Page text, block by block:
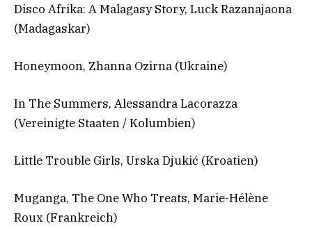
Disco Afrika: A Malagasy Story, Luck Razanajaona
(Madagaskar)
Honeymoon, Zhanna Ozirna (Ukraine)
In The Summers, Alessandra Lacorazza
(Vereinigte Staaten / Kolumbien)
Little Trouble Girls, Urska Djukić (Kroatien)
Muganga, The One Who Treats, Marie-Hélène
Roux (Frankreich)